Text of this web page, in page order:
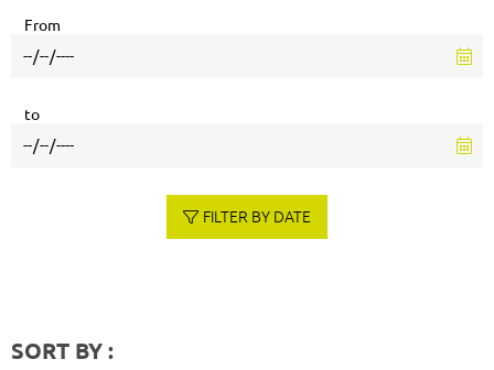
From
to
FILTER BY DATE
SORT BY :